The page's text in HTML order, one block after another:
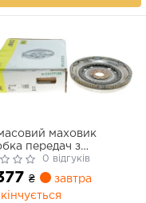
маховик
передач з
зчепленням (без
без направляючого
без диска
тертя) AUDI A3
0 відгуків
₴
завтра